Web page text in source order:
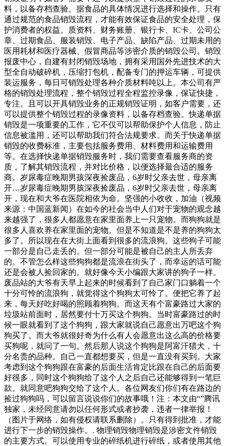
网友说，点赞善良的执法者。我们想说，每个岗位都可以成为
行善的舞台，每个人都可以温暖他人一点点。最美的风景是人
心。周维，你让宜昌街头温暖如春。天天正能量（ll）综合自
三峡晚报全拉切送给阿联生涯最惨的总决赛之旅，的大比分，
是阿联挥之不去的无奈。当然阿联并非赢不了布拉切，像年双
方将俱乐部对决推进到国际赛场，当时阿联率队在决赛战胜菲
律宾。双方数据都不算好，但阿联
料，以备存档查验。据食品的具体情况进行选择和操作。只有
通过规范的食品销毁流程，才能有效保证食品的安全处理，保
护消费者的权益。质资料、财务账册、银行卡、IC卡、公司公
章、过期食品、服装销毁、电子产品、缺陷产品、过期未用的
医用耗材和医疗器械、假冒商品等涉密介质的销毁公司。销毁
报废中心，自建有封闭销毁场地，拥有采用国外先进技术的大
型全自动破碎机，压缩打包机，配备专门的押运车辆，可提供
装运服务，每日可销毁处理各种介质材料吨以上。本公司有严
格的销毁处理流程，整个销毁过程全程监控录像，保证快捷，
专注。且可以开具销毁业务的正规销毁证明，如客户需要，还
可以提供整个销毁过程的录像资料，以备存档查验。快递单据
销毁是一项重要的工作，它不仅可以帮助保护个人信息，防止
信息被滥用，还可以帮助我们符合法规要求。而关于快递单据
销毁的收费标准，主要包括服务费用、材料费用和运输费用
等。在选择快递单据销毁服务时，我们需要查看服务商的资
质，了解其销毁流程，并对比价格，以便选择最合适的服务
商。岁尿毒症晚期男孩深夜捡废品，6岁时父亲去世，母亲离
开…岁尿毒症晚期男孩深夜捡废品，6岁时父亲去世，母亲离
开，现在和大爷在医院相依为命。坚强的小收收，加油（视频
来源：中国蓝新闻）在如今的社会当中人们对于宠物的观念越
来越强了，很多人都愿意在家里面养上一只宠物。而狗狗就是
很多人喜欢养在家里面的宠物。但是不知道是不是养的狗狗太
多了。所以现在在大街上面看到很多的流浪狗。这些狗子可能
一部分是自己走丢的。但一部分可能是被自己的主人所丢弃
的。不管怎么样这些狗狗都是流浪在街头了，而幸运的话可能
还是会被人捡回家的。就好像今天小编跟大家讲的狗子一样。
废品站的大爷有天早上起来的时候看到了自己家门口躺着一个
十分可怜的流浪狗，就觉得这个狗狗太可怜了。便把它养了起
来，每天好吃好喝的照顾着狗狗。而这天有个富豪路过大家的
垃圾站前面时，居然要付十万买这个狗狗。当时富豪路过的时
候一眼就看到了这个狗狗，跟大家就说自己愿意出万吧这个狗
狗买了。而大爷就很好奇为什么有人会愿意出这么高的价格要
买狗呢，就问了一句。然后那人说这个狗狗是阿富汗猎犬，十
分名贵的品种。自己一直都想要买，但是一直没有买到。大家
考虑到这个狗狗跟在富豪的后面生活肯定比跟在自己的后面要
好很多，同时这个狗狗给了这个人之后自己还能够得到一笔巨
款。就同意吧狗狗交给了这个人。各位网友们你们有在路边的
捡过狗狗吗，可以留言说说你们的故事哦！注：本文由“”腾讯
独家，未经同意请勿以任何形式或者抄袭，违者一律举报！
（图片于网络，如有侵权请联系删除）。只有得到批准，才能
进行下一步的销毁操作。. 物理销毁物理销毁是涉密文件销毁
的主要方式。可以使用专业的碎纸机进行碎纸，或者使用其他